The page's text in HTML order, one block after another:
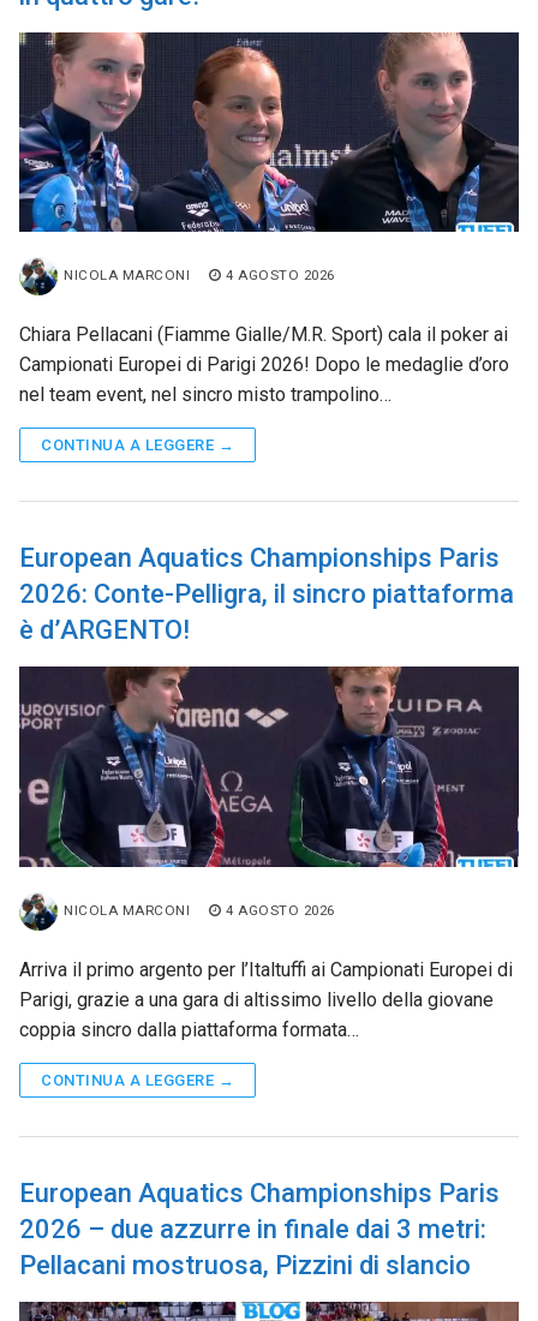
NICOLA MARCONI 4 AGOSTO 2026
Chiara Pellacani (Fiamme Gialle/M.R. Sport) cala il poker ai
Campionati Europei di Parigi 2026! Dopo le medaglie d’oro
nel team event, nel sincro misto trampolino…
CONTINUA A LEGGERE →
European Aquatics Championships Paris
2026: Conte-Pelligra, il sincro piattaforma
è d’ARGENTO!
NICOLA MARCONI 4 AGOSTO 2026
Arriva il primo argento per l’Italtuffi ai Campionati Europei di
Parigi, grazie a una gara di altissimo livello della giovane
coppia sincro dalla piattaforma formata…
CONTINUA A LEGGERE →
European Aquatics Championships Paris
2026 – due azzurre in finale dai 3 metri:
Pellacani mostruosa, Pizzini di slancio